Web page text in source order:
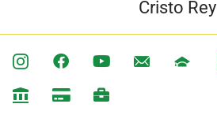
Cristo Rey